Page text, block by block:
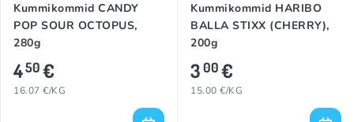
Kummikommid CANDY
POP SOUR OCTOPUS,
280g
450€
16.07 €/KG
Kummikommid HARIBO
BALLA STIXX (CHERRY),
200g
300€
15.00 €/KG